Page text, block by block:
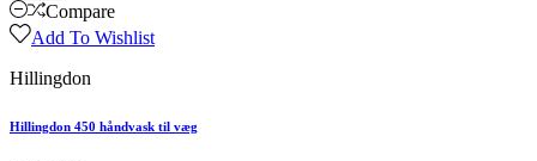
Compare
Add To Wishlist
Hillingdon
Hillingdon 450 håndvask til væg